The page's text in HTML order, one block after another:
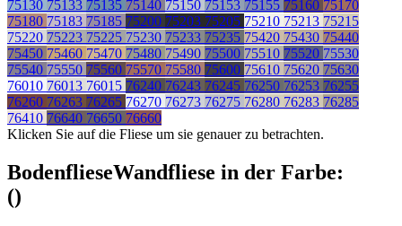
75130 75133 75135 75140 75150 75153 75155 75160 75170
75180 75183 75185 75200 75203 75205 75210 75213 75215
75220 75223 75225 75230 75233 75235 75420 75430 75440
75450 75460 75470 75480 75490 75500 75510 75520 75530
75540 75550 75560 75570 75580 75600 75610 75620 75630
76010 76013 76015 76240 76243 76245 76250 76253 76255
76260 76263 76265 76270 76273 76275 76280 76283 76285
76410 76640 76650 76660
Klicken Sie auf die Fliese um sie genauer zu betrachten.
BodenflieseWandfliese in der Farbe:
()